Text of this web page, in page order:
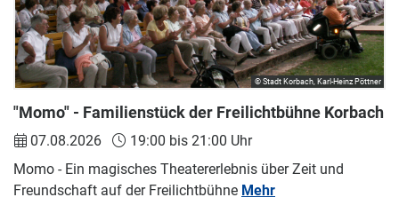
"Momo" - Familienstück der Freilichtbühne Korbach
07.08.2026
19:00 bis 21:00 Uhr
Momo - Ein magisches Theatererlebnis über Zeit und
Freundschaft auf der Freilichtbühne Mehr
© Stadt Korbach, Karl-Heinz Pöttner